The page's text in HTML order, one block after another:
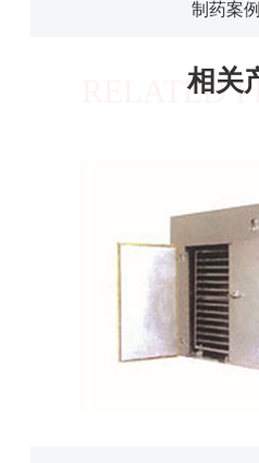
制药案
相关
RELATED